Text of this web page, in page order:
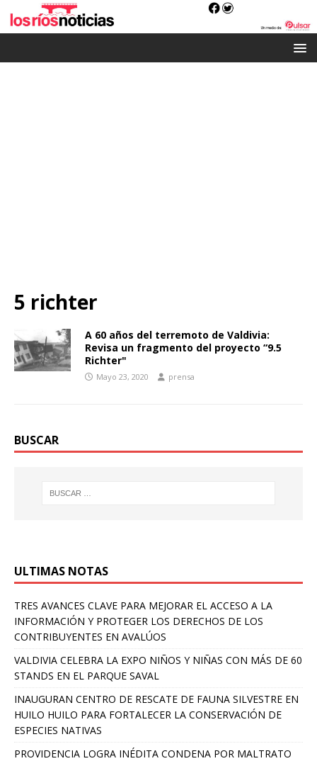
5 richter
A 60 años del terremoto de Valdivia:
Revisa un fragmento del proyecto “9.5
Richter"
Mayo 23, 2020 prensa
BUSCAR
ULTIMAS NOTAS
TRES AVANCES CLAVE PARA MEJORAR EL ACCESO A LA
INFORMACIÓN Y PROTEGER LOS DERECHOS DE LOS
CONTRIBUYENTES EN AVALÚOS
VALDIVIA CELEBRA LA EXPO NIÑOS Y NIÑAS CON MÁS DE 60
STANDS EN EL PARQUE SAVAL
INAUGURAN CENTRO DE RESCATE DE FAUNA SILVESTRE EN
HUILO HUILO PARA FORTALECER LA CONSERVACIÓN DE
ESPECIES NATIVAS
PROVIDENCIA LOGRA INÉDITA CONDENA POR MALTRATO